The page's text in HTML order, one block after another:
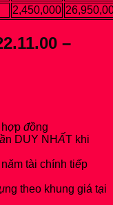
2,450,000
–
hợp đồng
ần DUY NHẤT khi
ăm tài chính tiếp
ng theo khung giá tại